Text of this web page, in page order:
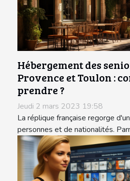
Hébergement des
Provence et Toulon :
prendre ?
Jeudi 2 mars 2023 19:58
La réplique française regorge
personnes et de nationalités.